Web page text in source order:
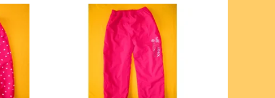
Šusťákové kalhoty do pasu zateplené
Skladem 1 ks
Arex, ČR